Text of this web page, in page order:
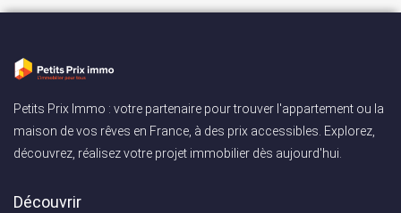
Petits Prix Immo : votre partenaire pour trouver l'appartement ou la
maison de vos rêves en France, à des prix accessibles. Explorez,
découvrez, réalisez votre projet immobilier dès aujourd'hui.
Découvrir